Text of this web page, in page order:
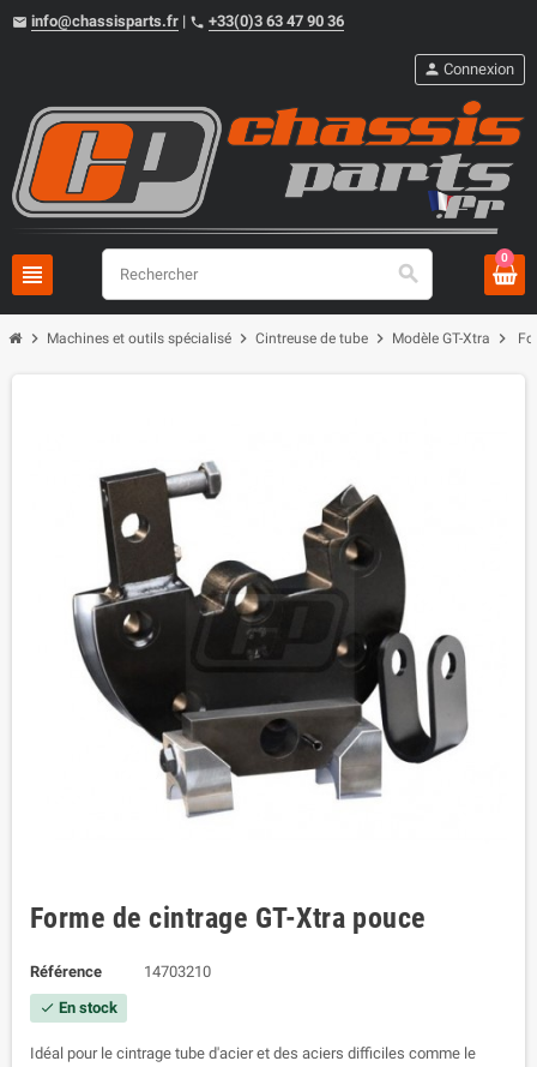
email info@chassisparts.fr | phone +33(0)3 63 47 90 36
view_headline search
person Connexion
0
chevron_right Machines et outils spécialisé chevron_right Cintreuse de tube chevron_right Modèle GT-Xtra chevron_right
Forme de cintrage GT-Xtra pouce
Référence 14703210
check En stock
Idéal pour le cintrage tube d'acier et des aciers difficiles comme le